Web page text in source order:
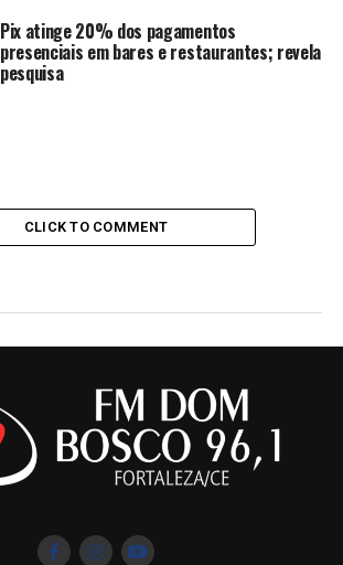
Pix atinge 20% dos pagamentos
presenciais em bares e restaurantes; revela
pesquisa
CLICK TO COMMENT